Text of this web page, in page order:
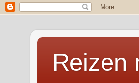
Reizen